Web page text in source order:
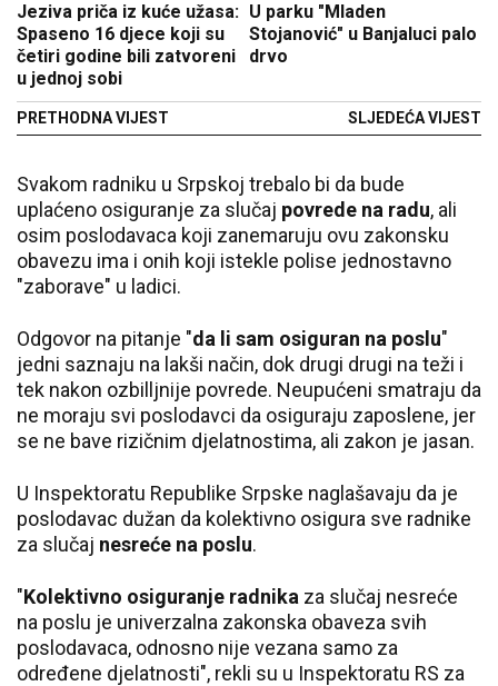
Jeziva priča iz kuće užasa:
Spaseno 16 djece koji su
četiri godine bili zatvoreni
u jednoj sobi
PRETHODNA VIJEST
U parku "Mladen
Stojanović" u Banjaluci palo
drvo
SLJEDEĆA VIJEST
Svakom radniku u Srpskoj trebalo bi da bude
uplaćeno osiguranje za slučaj povrede na radu, ali
osim poslodavaca koji zanemaruju ovu zakonsku
obavezu ima i onih koji istekle polise jednostavno
"zaborave" u ladici.
Odgovor na pitanje "da li sam osiguran na poslu"
jedni saznaju na lakši način, dok drugi drugi na teži i
tek nakon ozbilljnije povrede. Neupućeni smatraju da
ne moraju svi poslodavci da osiguraju zaposlene, jer
se ne bave rizičnim djelatnostima, ali zakon je jasan.
U Inspektoratu Republike Srpske naglašavaju da je
poslodavac dužan da kolektivno osigura sve radnike
za slučaj nesreće na poslu.
"Kolektivno osiguranje radnika za slučaj nesreće
na poslu je univerzalna zakonska obaveza svih
poslodavaca, odnosno nije vezana samo za
određene djelatnosti", rekli su u Inspektoratu RS za